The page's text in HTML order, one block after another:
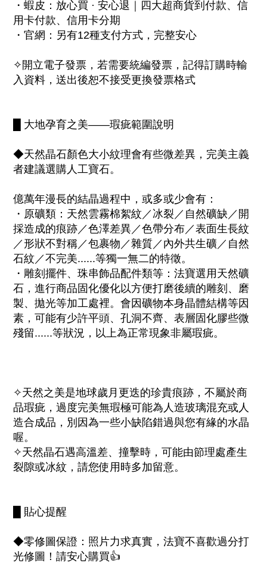
・蝦皮：放心買 · 安心退｜四大超商貨到付款、信
用卡付款、信用卡分期
・官網：另有12種支付方式，完整安心
✧開立電子發票，若需要統編發票，記得訂購時輸
入資料，送出後恕不接受更換發票格式
█ 大地孕育之美——瑕疵範圍說明
◆天然晶石顏色大小紋理會有些微差異，完美主義
者建議選購人工寶石。
億萬年漫長的結晶過程中，或多或少會有：
・原礦類：天然雲霧棉絮紋／冰裂／自然礦缺／開
採造成的痕跡／色澤差異／色帶分布／表面生長紋
／形狀不對稱／包裹物／雜質／內外共生礦／自然
石紋／不完美......等獨一無二的特徵。
・雕刻擺件、珠串飾品配件類等：法寶選用天然礦
石，進行商品固化優化以方便打磨後續的雕刻、磨
製、拋光等加工處裡。會因礦物本身晶體結構等因
素，可能有少許平頭、孔洞不齊、表層固化膠些微
殘留......等狀況，以上為正常現象非屬瑕疵。
✧天然之美是地球歲月更迭的珍貴痕跡，不屬於商
品瑕疵，過度完美無瑕極可能為人造玻璃混充或人
造合成品，別因為一些小缺陷錯過與您有緣的水晶
喔。
✧天然晶石遇高溫差、撞擊時，可能由節理處產生
裂隙或冰紋，請您使用時多加留意。
█ 貼心提醒
◆零修圖保證：照片力求真實，法寶不喜歡過分打
光修圖！請安心購買👍